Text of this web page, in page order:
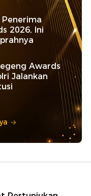
Penerima
2026, Ini
Awards
Jalankan